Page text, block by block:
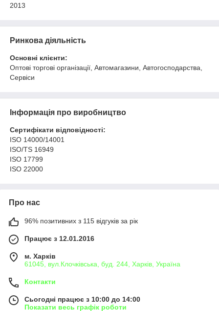
2013
Ринкова діяльність
Основні клієнти:
Оптові торгові організації, Автомагазини, Автогосподарства,
Сервіси
Інформація про виробництво
Сертифікати відповідності:
ISO 14000/14001
ISO/TS 16949
ISO 17799
ISO 22000
Про нас
96% позитивних з 115 відгуків за рік
Працює з 12.01.2016
м. Харків
61045, вул.Клочківська, буд. 244, Харків, Україна
Контакти
Сьогодні працює з 10:00 до 14:00
Показати весь графік роботи